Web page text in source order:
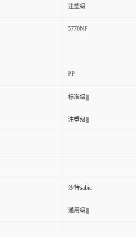
注塑级
5770NF
PP
标准级|||
注塑级|||
沙特sabic
通用级|||